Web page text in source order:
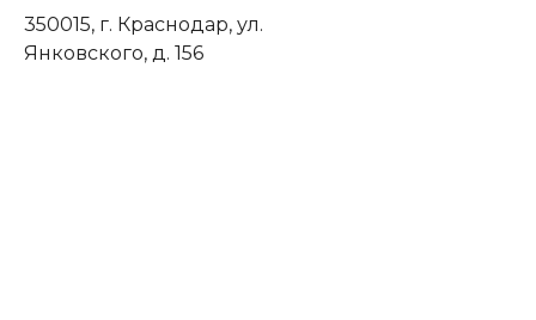
350015, г. Краснодар, ул.
Янковского, д. 156